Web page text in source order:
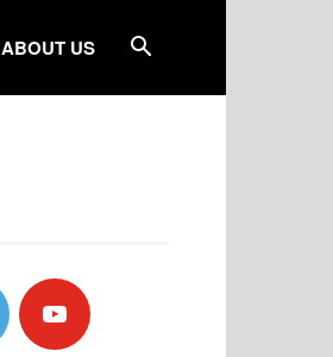
ABOUT US